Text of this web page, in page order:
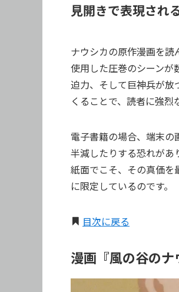
見開きで表現され
ナウシカの原作漫画を
使用した圧巻のシーンが
迫力、そして巨神兵が放
くることで、読者に強烈
電子書籍の場合、端末
半減したりする恐れがあ
紙面でこそ、その真価を
に限定しているのです。
目次に戻る
漫画『風の谷の